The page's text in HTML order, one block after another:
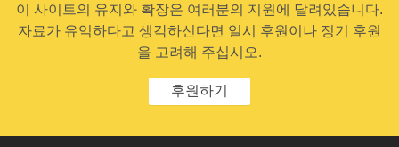
이 사이트의 유지와 확장은 여러분의 지원에 달려있습니다.
자료가 유익하다고 생각하신다면 일시 후원이나 정기 후원
을 고려해 주십시오.
후원하기